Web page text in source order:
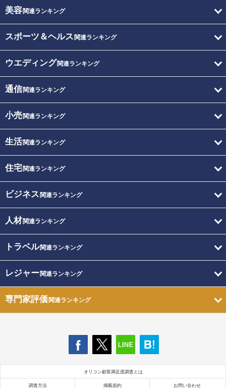
美容関連ランキング
スポーツ＆ヘルス 関連ランキング
ウエディング関連ランキング
通信関連ランキング
小売関連ランキング
生活関連ランキング
住宅関連ランキング
ビジネス 関連ランキング
人材関連ランキング
トラベル関連ランキング
レジャー関連ランキング
専門家評価関連ランキング
オリコン顧客満足度調査とは
調査方法 掲載規約 お問い合わせ